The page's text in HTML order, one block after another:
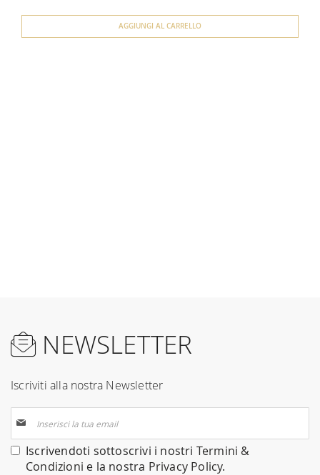
AGGIUNGI AL CARRELLO
NEWSLETTER
Iscriviti alla nostra Newsletter
alla
nostra
Newsletter:
Iscrivendoti sottoscrivi i nostri Termini &
Condizioni e la nostra Privacy Policy.